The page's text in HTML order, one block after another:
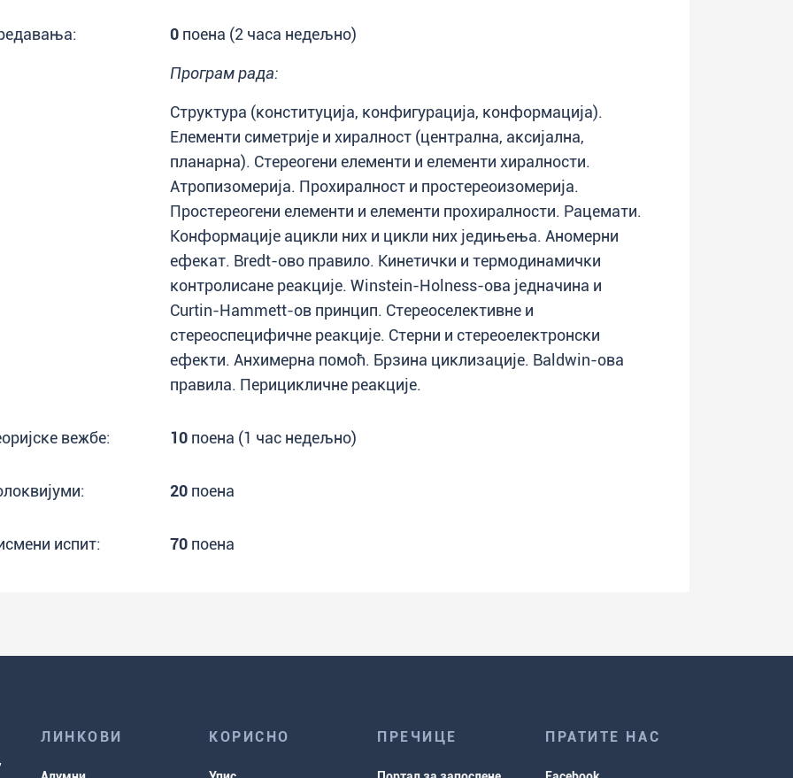
0 поена (2 часа недељно)
Програм рада:
Структура (конституција, конфигурација, конформација).
Елементи симетрије и хиралност (централна, аксијална,
планарна). Стереогени елементи и елементи хиралности.
Атропизомерија. Прохиралност и простереоизомерија.
Простереогени елементи и елементи прохиралности. Рацемати.
Конформације ацикли них и цикли них једињења. Аномерни
ефекат. Bredt-ово правило. Кинетички и термодинамички
контролисане реакције. Winstein-Holness-ова једначина и
Curtin-Hammett-ов принцип. Стереоселективне и
стереоспецифичне реакције. Стерни и стереоелектронски
ефекти. Анхимерна помоћ. Брзина циклизације. Baldwin-ова
правила. Перицикличне реакције.
вежбе: 10 поена (1 час недељно)
20 поена
испит: 70 поена
ЛИНКОВИ КОРИСНО ПРЕЧИЦЕ ПРАТИТЕ НАС